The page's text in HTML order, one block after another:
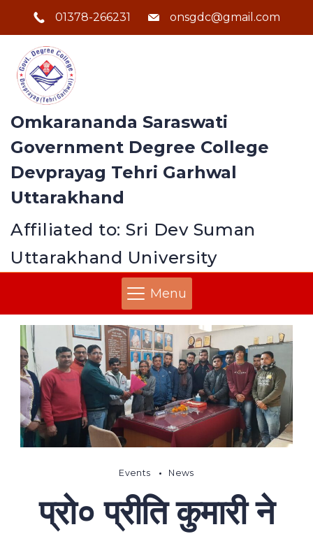
01378-266231 onsgdc@gmail.com
Affiliated to: Sri Dev Suman
Uttarakhand University
Omkarananda Saraswati
Government Degree College
Devprayag Tehri Garhwal
Uttarakhand
Menu
Events News
प्रो० प्रीति कुमारी ने